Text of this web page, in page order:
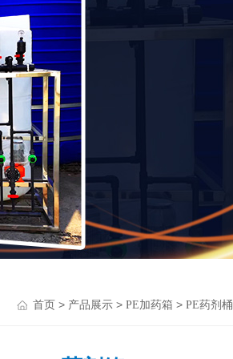
首页 > 产品展示 > PE加药箱 > PE药剂桶